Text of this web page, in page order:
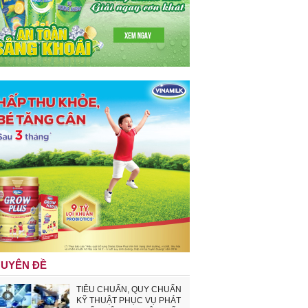
ĐỀ
TIÊU CHUẨN, QUY CHUẨN
KỸ THUẬT PHỤC VỤ PHÁT